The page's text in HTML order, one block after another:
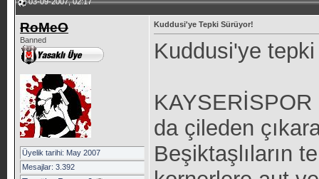
RoMeO
Banned
Üyelik tarihi: May 2007
Mesajlar: 3.392
Kuddusi'ye Tepki Sürüyor!
Kuddusi'ye
KAYSERİSPOR
da çileden
Beşiktaşlıların